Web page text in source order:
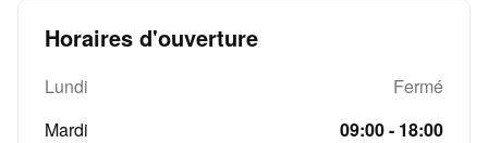
Horaires d'ouverture
Lundi
Fermé
Mardi
09:00 - 18:00